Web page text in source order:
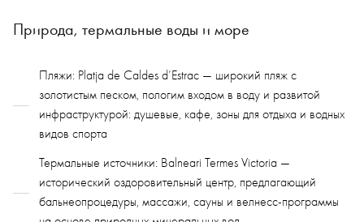
Природа, термальные воды и море
Пляжи: Platja de Caldes d’Estrac — широкий пляж с
золотистым песком, пологим входом в воду и развитой
инфраструктурой: душевые, кафе, зоны для отдыха и водных
видов спорта
Термальные источники: Balneari Termes Victoria —
исторический оздоровительный центр, предлагающий
бальнеопроцедуры, массажи, сауны и велнесс-программы